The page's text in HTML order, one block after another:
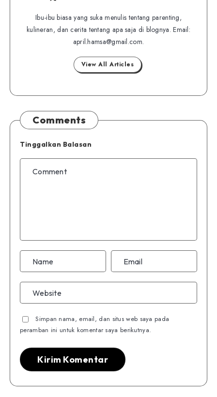
on
me
on
Facebook
Ibu-ibu biasa yang suka menulis tentang parenting,
kulineran, dan cerita tentang apa saja di blognya. Email:
april.hamsa@gmail.com.
View All Articles
Comments
Tinggalkan Balasan
Simpan nama, email, dan situs web saya pada
peramban ini untuk komentar saya berikutnya.